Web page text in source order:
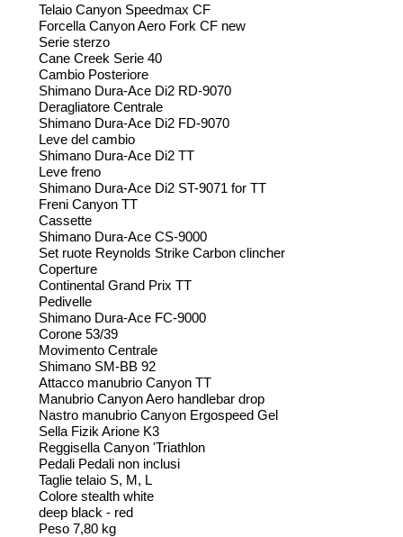
Telaio Canyon Speedmax CF
Forcella Canyon Aero Fork CF new
Serie sterzo
Cane Creek Serie 40
Cambio Posteriore
Shimano Dura-Ace Di2 RD-9070
Deragliatore Centrale
Shimano Dura-Ace Di2 FD-9070
Leve del cambio
Shimano Dura-Ace Di2 TT
Leve freno
Shimano Dura-Ace Di2 ST-9071 for TT
Freni Canyon TT
Cassette
Shimano Dura-Ace CS-9000
Set ruote Reynolds Strike Carbon clincher
Coperture
Continental Grand Prix TT
Pedivelle
Shimano Dura-Ace FC-9000
Corone 53/39
Movimento Centrale
Shimano SM-BB 92
Attacco manubrio Canyon TT
Manubrio Canyon Aero handlebar drop
Nastro manubrio Canyon Ergospeed Gel
Sella Fizik Arione K3
Reggisella Canyon 'Triathlon
Pedali Pedali non inclusi
Taglie telaio S, M, L
Colore stealth white
deep black - red
Peso 7,80 kg